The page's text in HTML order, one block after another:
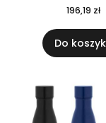
196,19 zł
Do